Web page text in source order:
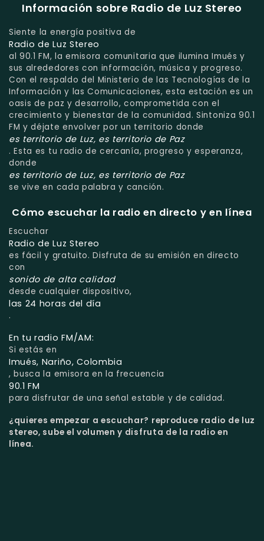
Información sobre Radio de Luz Stereo
Siente la energía positiva de
Radio de Luz Stereo
al 90.1 FM, la emisora comunitaria que ilumina Imués y
sus alrededores con información, música y progreso.
Con el respaldo del Ministerio de las Tecnologías de la
Información y las Comunicaciones, esta estación es un
oasis de paz y desarrollo, comprometida con el
crecimiento y bienestar de la comunidad. Sintoniza 90.1
FM y déjate envolver por un territorio donde
es territorio de Luz, es territorio de Paz
. Esta es tu radio de cercanía, progreso y esperanza,
donde
es territorio de Luz, es territorio de Paz
se vive en cada palabra y canción.
Cómo escuchar la radio en directo y en línea
Escuchar
Radio de Luz Stereo
es fácil y gratuito. Disfruta de su emisión en directo
con
sonido de alta calidad
desde cualquier dispositivo,
las 24 horas del día
.
En tu radio FM/AM:
Si estás en
Imués, Nariño, Colombia
, busca la emisora en la frecuencia
90.1 FM
para disfrutar de una señal estable y de calidad.
¿quieres empezar a escuchar? reproduce radio de luz
stereo, sube el volumen y disfruta de la radio en
línea.